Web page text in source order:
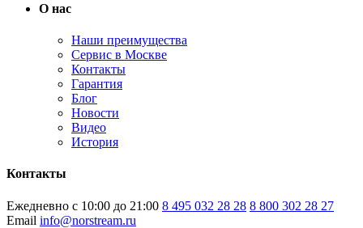
О нас
Наши преимущества
Сервис в Москве
Контакты
Гарантия
Блог
Новости
Видео
История
Контакты
Ежедневно с 10:00 до 21:00 8 495 032 28 28 8 800 302 28 27
Email info@norstream.ru